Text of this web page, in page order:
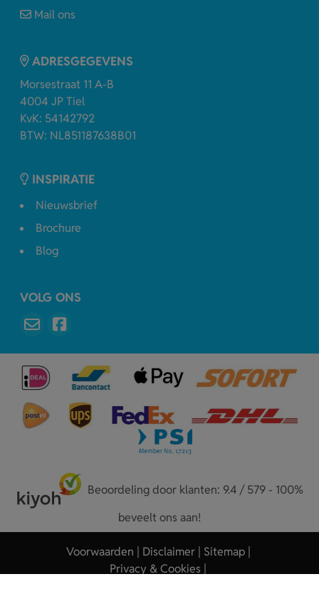
Mail ons
ADRESGEGEVENS
Morsestraat 11 A-B
4004 JP Tiel
KvK: 54142792
BTW: NL851187638B01
INSPIRATIE
Nieuwsbrief
Brochure
Blog
VOLG ONS
Beoordeling door klanten: 9.4 / 579 - 100%
beveelt ons aan!
Voorwaarden Disclaimer
Sitemap
Privacy & Cookies